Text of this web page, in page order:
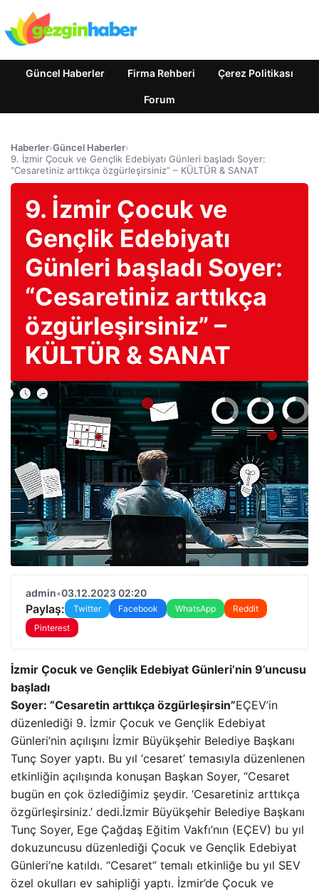
Güncel Haberler Firma Rehberi Çerez Politikası
Forum
Haberler›Güncel Haberler›
9. İzmir Çocuk ve Gençlik Edebiyatı Günleri başladı Soyer:
“Cesaretiniz arttıkça özgürleşirsiniz” – KÜLTÜR & SANAT
9. İzmir Çocuk ve
Gençlik Edebiyatı
Günleri başladı Soyer:
“Cesaretiniz arttıkça
özgürleşirsiniz” –
KÜLTÜR & SANAT
admin•03.12.2023 02:20
Paylaş: Twitter Facebook WhatsApp
Reddit
Pinterest
İzmir Çocuk ve Gençlik Edebiyat Günleri’nin 9’uncusu
başladı
Soyer: “Cesaretin arttıkça özgürleşirsin”EÇEV’in
düzenlediği 9. İzmir Çocuk ve Gençlik Edebiyat
Günleri’nin açılışını İzmir Büyükşehir Belediye Başkanı
Tunç Soyer yaptı. Bu yıl ‘cesaret’ temasıyla düzenlenen
etkinliğin açılışında konuşan Başkan Soyer, “Cesaret
bugün en çok özlediğimiz şeydir. ‘Cesaretiniz arttıkça
özgürleşirsiniz.’ dedi.İzmir Büyükşehir Belediye Başkanı
Tunç Soyer, Ege Çağdaş Eğitim Vakfı’nın (EÇEV) bu yıl
dokuzuncusu düzenlediği Çocuk ve Gençlik Edebiyat
Günleri’ne katıldı. “Cesaret” temalı etkinliğe bu yıl SEV
özel okulları ev sahipliği yaptı. İzmir’de Çocuk ve